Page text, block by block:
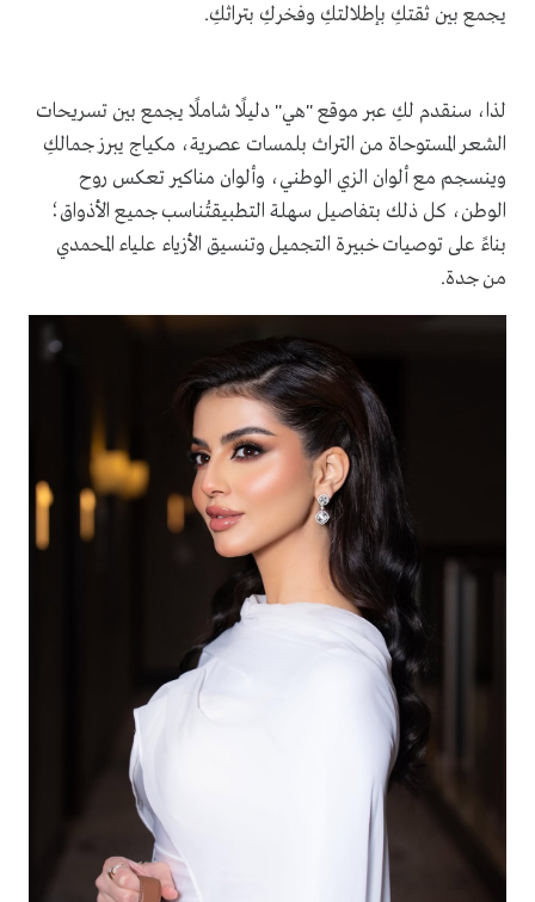
يجمع بين ثقتكِ بإطلالتكِ وفخركِ بتراثكِ.
لذا، سنقدم لكِ عبر موقع "هي" دليلًا شاملًا يجمع بين تسريحات
الشعر المستوحاة من التراث بلمسات عصرية، مكياج يبرز جمالكِ
وينسجم مع ألوان الزي الوطني، وألوان مناكير تعكس روح
الوطن، كل ذلك بتفاصيل سهلة التطبيقتُناسب جميع الأذواق؛
بناءً على توصيات خبيرة التجميل وتنسيق الأزياء علياء المحمدي
من جدة.